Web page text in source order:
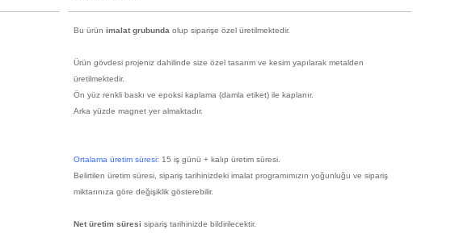
Bu ürünimalat grubunda olup siparişe özel üretilmektedir.
Ürün gövdesi projeniz dahilinde size özel tasarım ve kesim yapılarak metalden
üretilmektedir.
Ön yüz renkli baskı ve epoksi kaplama (damla etiket) ile kaplanır.
Arka yüzde magnet yer almaktadır.
Ortalama üretim süresi: 15 iş günü + kalıp üretim süresi.
Belirtilen üretim süresi, sipariş tarihinizdeki imalat programımızın yoğunluğu ve sipariş
miktarınıza göre değişiklik gösterebilir.
Net üretim süresi sipariş tarihinizde bildirilecektir.